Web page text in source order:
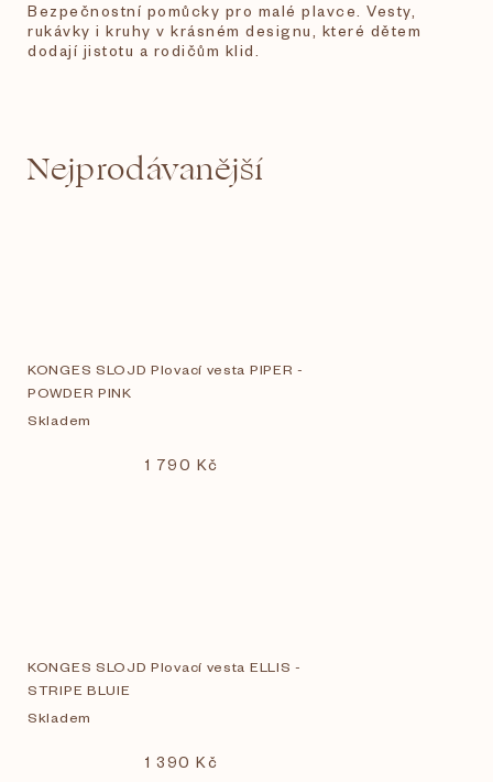
Bezpečnostní pomůcky pro malé plavce. Vesty,
rukávky i kruhy v krásném designu, které dětem
dodají jistotu a rodičům klid.
Nejprodávanější
KONGES SLOJD Plovací vesta PIPER -
POWDER PINK
Skladem
1 790 Kč
KONGES SLOJD Plovací vesta ELLIS -
STRIPE BLUIE
Skladem
1 390 Kč